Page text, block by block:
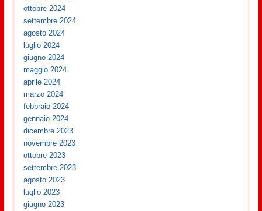
ottobre 2024
settembre 2024
agosto 2024
luglio 2024
giugno 2024
maggio 2024
aprile 2024
marzo 2024
febbraio 2024
gennaio 2024
dicembre 2023
novembre 2023
ottobre 2023
settembre 2023
agosto 2023
luglio 2023
giugno 2023